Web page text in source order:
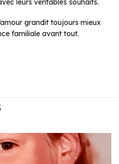
leurs véritables souhaits.
grandit toujours mieux
familiale avant tout.